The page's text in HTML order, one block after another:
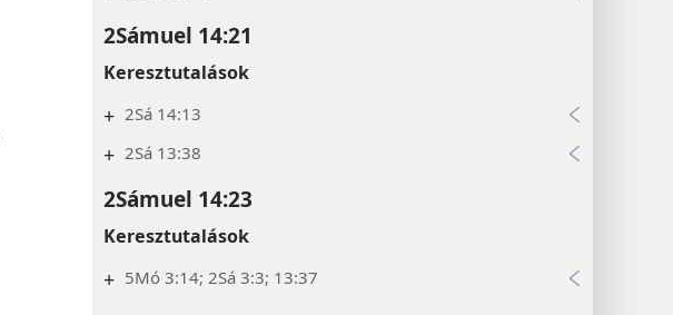
2Sámuel 14:21
Keresztutalások
+ 2Sá 14:13
+ 2Sá 13:38
2Sámuel 14:23
Keresztutalások
+ 5Mó 3:14; 2Sá 3:3; 13:37